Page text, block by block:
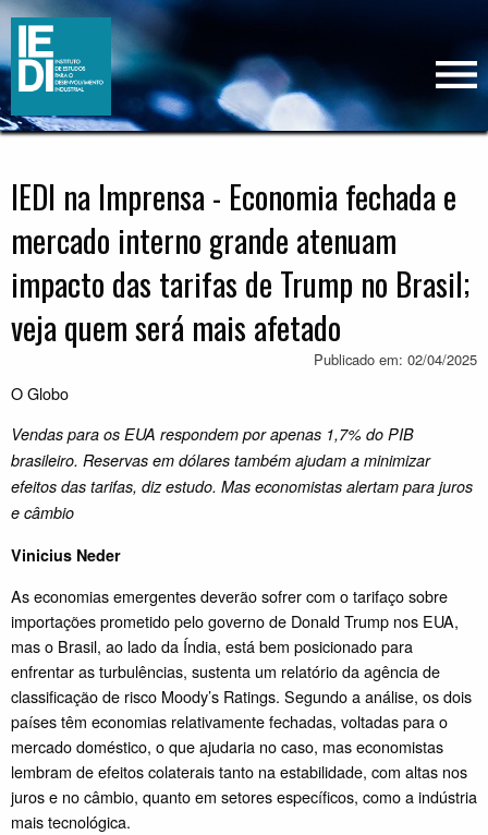
IEDI na Imprensa - Economia fechada e
mercado interno grande atenuam
impacto das tarifas de Trump no Brasil;
veja quem será mais afetado
Publicado em: 02/04/2025
O Globo
Vendas para os EUA respondem por apenas 1,7% do PIB
brasileiro. Reservas em dólares também ajudam a minimizar
efeitos das tarifas, diz estudo. Mas economistas alertam para juros
e câmbio
Vinicius Neder
As economias emergentes deverão sofrer com o tarifaço sobre
importações prometido pelo governo de Donald Trump nos EUA,
mas o Brasil, ao lado da Índia, está bem posicionado para
enfrentar as turbulências, sustenta um relatório da agência de
classificação de risco Moody’s Ratings. Segundo a análise, os dois
países têm economias relativamente fechadas, voltadas para o
mercado doméstico, o que ajudaria no caso, mas economistas
lembram de efeitos colaterais tanto na estabilidade, com altas nos
juros e no câmbio, quanto em setores específicos, como a indústria
mais tecnológica.